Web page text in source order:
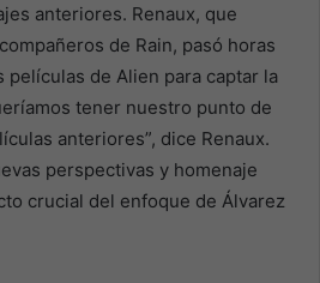
anteriores. Renaux, que
de Rain, pasó horas
películas de Alien para captar la
tener nuestro punto de
anteriores”, dice Renaux.
perspectivas y homenaje
crucial del enfoque de Álvarez